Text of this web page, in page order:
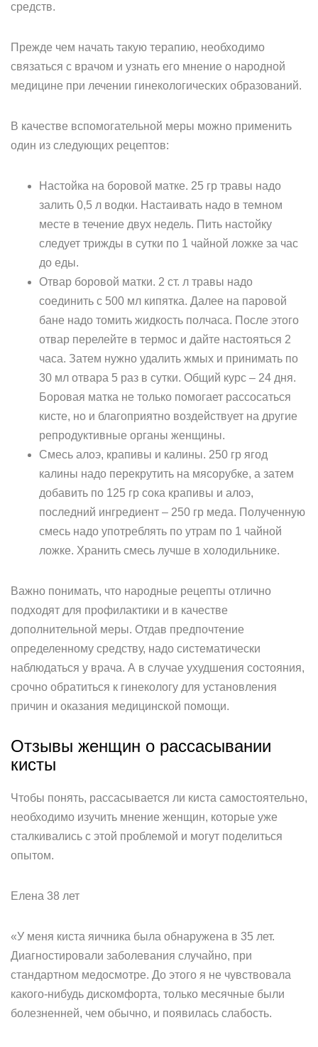
средств.
Прежде чем начать такую терапию, необходимо
связаться с врачом и узнать его мнение о народной
медицине при лечении гинекологических образований.
В качестве вспомогательной меры можно применить
один из следующих рецептов:
Настойка на боровой матке. 25 гр травы надо
залить 0,5 л водки. Настаивать надо в темном
месте в течение двух недель. Пить настойку
следует трижды в сутки по 1 чайной ложке за час
до еды.
Отвар боровой матки. 2 ст. л травы надо
соединить с 500 мл кипятка. Далее на паровой
бане надо томить жидкость полчаса. После этого
отвар перелейте в термос и дайте настояться 2
часа. Затем нужно удалить жмых и принимать по
30 мл отвара 5 раз в сутки. Общий курс – 24 дня.
Боровая матка не только помогает рассосаться
кисте, но и благоприятно воздействует на другие
репродуктивные органы женщины.
Смесь алоэ, крапивы и калины. 250 гр ягод
калины надо перекрутить на мясорубке, а затем
добавить по 125 гр сока крапивы и алоэ,
последний ингредиент – 250 гр меда. Полученную
смесь надо употреблять по утрам по 1 чайной
ложке. Хранить смесь лучше в холодильнике.
Важно понимать, что народные рецепты отлично
подходят для профилактики и в качестве
дополнительной меры. Отдав предпочтение
определенному средству, надо систематически
наблюдаться у врача. А в случае ухудшения состояния,
срочно обратиться к гинекологу для установления
причин и оказания медицинской помощи.
Отзывы женщин о рассасывании
кисты
Чтобы понять, рассасывается ли киста самостоятельно,
необходимо изучить мнение женщин, которые уже
сталкивались с этой проблемой и могут поделиться
опытом.
Елена 38 лет
«У меня киста яичника была обнаружена в 35 лет.
Диагностировали заболевания случайно, при
стандартном медосмотре. До этого я не чувствовала
какого-нибудь дискомфорта, только месячные были
болезненней, чем обычно, и появилась слабость.